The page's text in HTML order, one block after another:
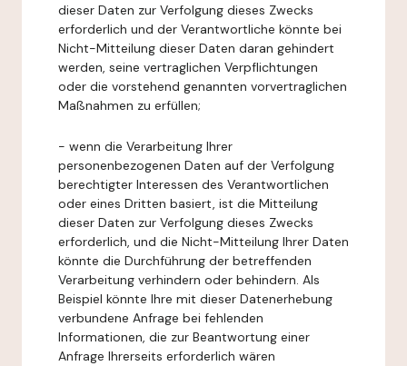
dieser Daten zur Verfolgung dieses Zwecks
erforderlich und der Verantwortliche könnte bei
Nicht-Mitteilung dieser Daten daran gehindert
werden, seine vertraglichen Verpflichtungen
oder die vorstehend genannten vorvertraglichen
Maßnahmen zu erfüllen;
- wenn die Verarbeitung Ihrer
personenbezogenen Daten auf der Verfolgung
berechtigter Interessen des Verantwortlichen
oder eines Dritten basiert, ist die Mitteilung
dieser Daten zur Verfolgung dieses Zwecks
erforderlich, und die Nicht-Mitteilung Ihrer Daten
könnte die Durchführung der betreffenden
Verarbeitung verhindern oder behindern. Als
Beispiel könnte Ihre mit dieser Datenerhebung
verbundene Anfrage bei fehlenden
Informationen, die zur Beantwortung einer
Anfrage Ihrerseits erforderlich wären